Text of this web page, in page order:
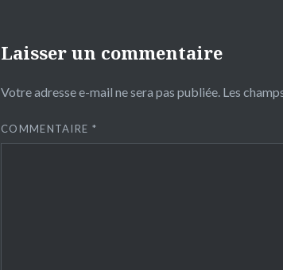
Laisser un commentaire
Votre adresse e-mail ne sera pas publiée. Les
COMMENTAIRE *